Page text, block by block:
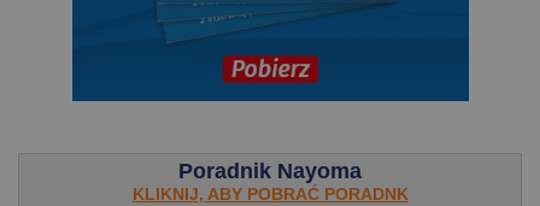
Poradnik Nayoma
KLIKNIJ, ABY POBRAĆ PORADNK